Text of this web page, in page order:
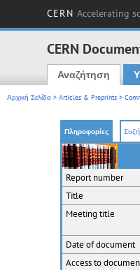
CERN Accelerating
CERN
Main
Αναζήτηση
Αρχική Σελίδα > Articles & Preprints >
Πληροφορίες
Report number
Title
Meeting title
Date of document
Access to